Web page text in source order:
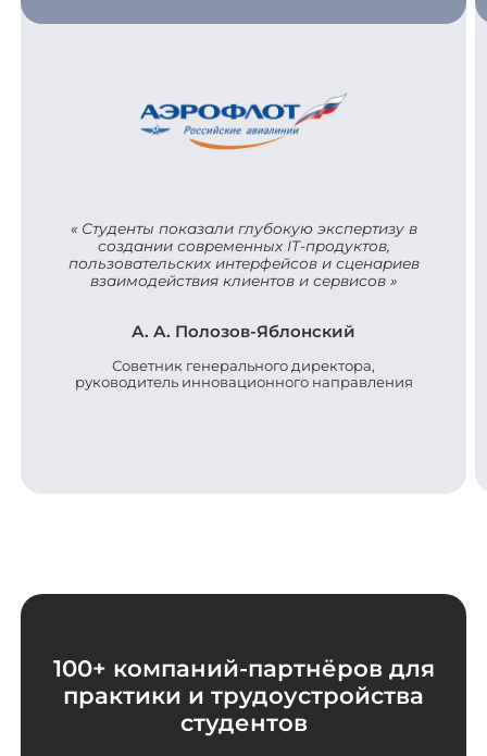
Студенты показали глубокую экспертизу в
создании современных IT-продуктов,
пользовательских интерфейсов и сценариев
взаимодействия клиентов и сервисов
А. А. Полозов-Яблонский
Советник генерального директора,
руководитель инновационного направления
100+ компаний-партнёров для
практики и трудоустройства
студентов